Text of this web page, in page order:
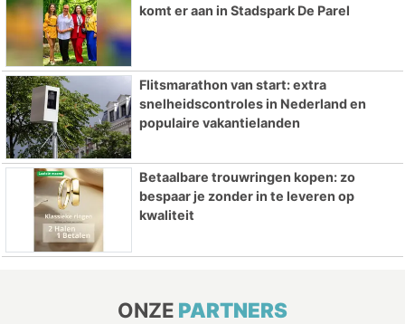
komt er aan in Stadspark De Parel
Flitsmarathon van start: extra
snelheidscontroles in Nederland en
populaire vakantielanden
Betaalbare trouwringen kopen: zo
bespaar je zonder in te leveren op
kwaliteit
ONZE PARTNERS